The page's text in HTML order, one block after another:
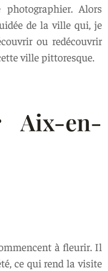
Alors
de la ville qui, je
ou redécouvrir
ville pittoresque.
Aix-en-
à fleurir. Il
ce qui rend la visite